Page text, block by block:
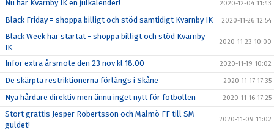
Nu har Kvarnby IK en julkalender! 2020-12-04 11:43
Black Friday = shoppa billigt och stöd samtidigt Kvarnby IK 2020-11-26 12:54
Black Week har startat - shoppa billigt och stöd Kvarnby
IK
2020-11-23 10:00
Inför extra årsmöte den 23 nov kl 18.00 2020-11-19 10:02
De skärpta restriktionerna förlängs i Skåne 2020-11-17 17:35
Nya hårdare direktiv men ännu inget nytt för fotbollen 2020-11-16 17:25
Stort grattis Jesper Robertsson och Malmö FF till SM-
guldet!
2020-11-09 11:02